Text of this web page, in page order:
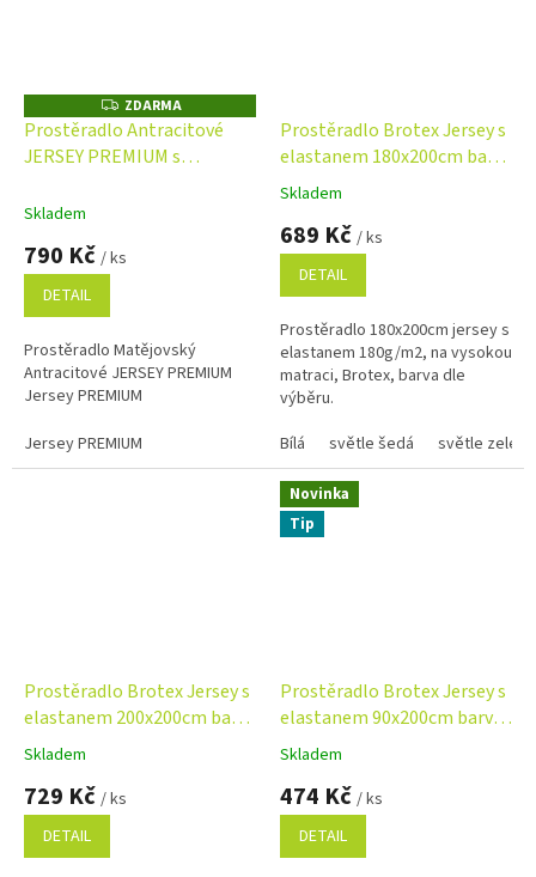
Z
D
A
R
ZDARMA
Prostěradlo Antracitové
JERSEY PREMIUM s
Skladem
790 Kč / ks
DETAIL
Prostěradlo Matějovský
Antracitové JERSEY PREMIUM
Jersey PREMIUM
Jersey PREMIUM
Prostěradlo Brotex Jersey s
elastanem 180x200cm barva
dle výběru NA VYSOKOU
Průměrné
hodnocení
produktu
4,6
5
hvězdiček.
Skladem
689 Kč / ks
DETAIL
Prostěradlo 180x200cm jersey s
elastanem 180g/m2, na vysokou
matraci, Brotex, barva dle
výběru.
Bílá
světle šedá světle zelená
Prostěradlo Brotex Jersey s
elastanem 200x200cm barva
dle výběru NA VYSOKOU
Průměrné
hodnocení
produktu
4,8
Skladem
729 Kč / ks
DETAIL
Novinka
Tip
Prostěradlo Brotex Jersey s
elastanem 90x200cm barva
dle výběru NA VYSOKOU
Průměrné
hodnocení
produktu
5,0
Skladem
474 Kč / ks
DETAIL